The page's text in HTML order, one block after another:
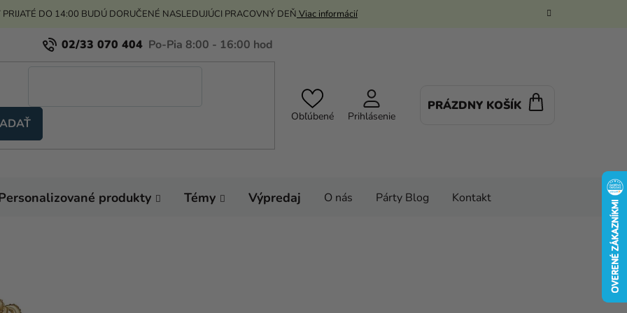
PRIJATÉ DO 14:00 BUDÚ DORUČENÉ NASLEDUJÚCI PRACOVNÝ DEŇ Viac informácií
02/33 070 404
Obľúbené Prihlásenie
PRÁZDNY KOŠÍK
produkty Témy Výpredaj O nás Párty Blog Kontakt